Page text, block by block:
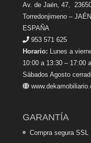
Av. de Jaén, 47,
Torredonjimeno – JAÉN
ESPAÑA
953 571 625
Horario: Lunes a
10:00 a 13:30 – 17:00
Sábados Agosto
GARANTÍA
Compra segura SSL